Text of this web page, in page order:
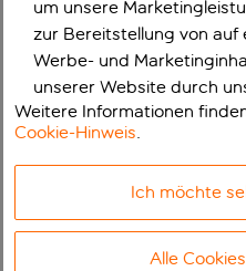
um unsere
zur Bereitstellung von
Werbe- und
unserer Website durch
Weitere Informationen
Cookie-Hinweis.
Ich möchte
Alle